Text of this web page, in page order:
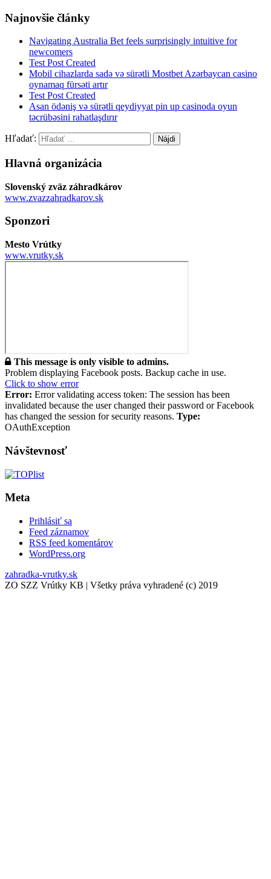
Najnovšie články
Navigating Australia Bet feels surprisingly intuitive for
newcomers
Test Post Created
Mobil cihazlarda sadə və sürətli Mostbet Azərbaycan casino
oynamaq fürsəti artır
Test Post Created
Asan ödəniş və sürətli qeydiyyat pin up casinoda oyun
təcrübəsini rahatlaşdırır
Hľadať:
Hlavná organizácia
Slovenský zväz záhradkárov
www.zvazzahradkarov.sk
Sponzori
Mesto Vrútky
www.vrutky.sk
This message is only visible to admins.
Problem displaying Facebook posts. Backup cache in use.
Click to show error
Error: Error validating access token: The session has been
invalidated because the user changed their password or Facebook
has changed the session for security reasons. Type:
OAuthException
Návštevnosť
Meta
Prihlásiť sa
Feed záznamov
RSS feed komentárov
WordPress.org
zahradka-vrutky.sk
ZO SZZ Vrútky KB | Všetky práva vyhradené (c) 2019